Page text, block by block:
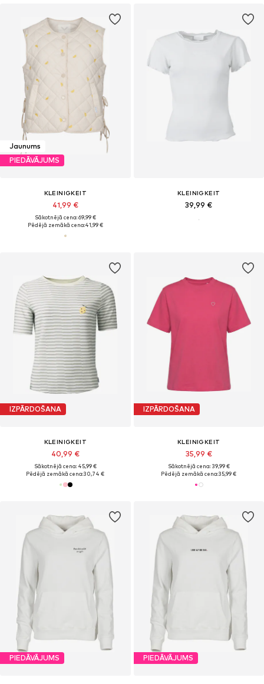
Jaunums
PIEDĀVĀJUMS
KLEINIGKEIT
41,99 €
Sākotnējā cena: 69,99 €
Pēdējā zemākā cena:41,99 €
KLEINIGKEIT
39,99 €
IZPĀRDOŠANA
KLEINIGKEIT
40,99 €
Sākotnējā cena: 45,99 €
Pēdējā zemākā cena:30,74 €
IZPĀRDOŠANA
KLEINIGKEIT
35,99 €
Sākotnējā cena: 39,99 €
Pēdējā zemākā cena:35,99 €
PIEDĀVĀJUMS PIEDĀVĀJUMS